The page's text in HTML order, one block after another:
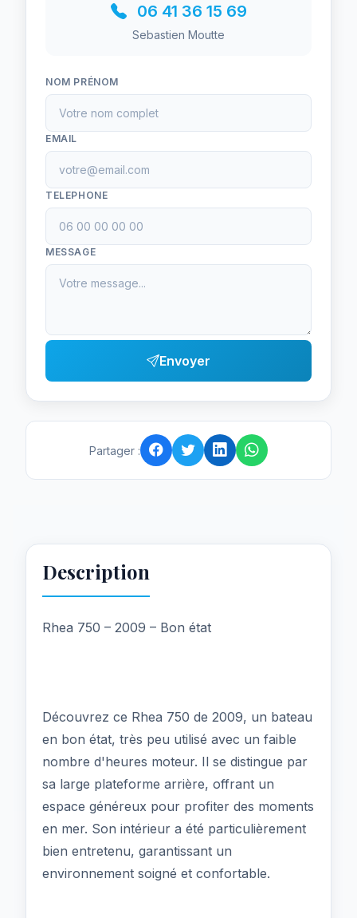
06 41 36 15 69
Sebastien Moutte
NOM PRÉNOM
EMAIL
TELEPHONE
MESSAGE
Envoyer
Partager :
Description
Rhea 750 – 2009 – Bon état
Découvrez ce Rhea 750 de 2009, un bateau
en bon état, très peu utilisé avec un faible
nombre d'heures moteur. Il se distingue par
sa large plateforme arrière, offrant un
espace généreux pour profiter des moments
en mer. Son intérieur a été particulièrement
bien entretenu, garantissant un
environnement soigné et confortable.